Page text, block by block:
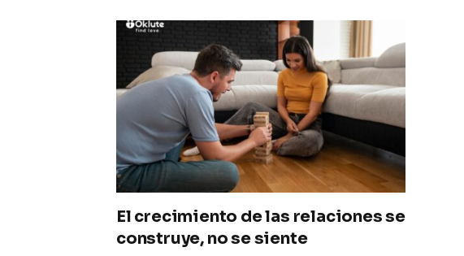
El crecimiento de las relaciones se
construye, no se siente